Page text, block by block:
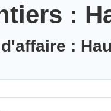
:
: